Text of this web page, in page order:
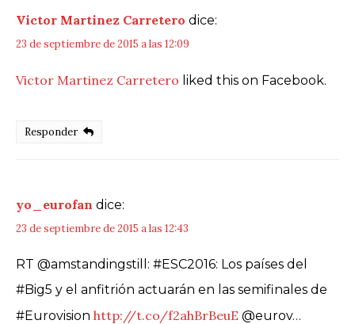
Victor Martinez Carretero dice:
23 de septiembre de 2015 a las 12:09
Victor Martinez Carretero liked this on Facebook.
Responder
yo_eurofan dice:
23 de septiembre de 2015 a las 12:43
RT @amstandingstill: #ESC2016: Los países del
#Big5 y el anfitrión actuarán en las semifinales de
#Eurovision http://t.co/f2ahBrBeuE @eurov…